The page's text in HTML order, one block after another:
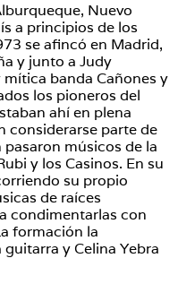
Nuevo
a principios de los
se afincó en Madrid,
y junto a Judy
banda Cañones y
los pioneros del
ahí en plena
considerarse parte de
músicos de la
y los Casinos. En su
su propio
de raíces
condimentarlas con
formación la
y Celina Yebra